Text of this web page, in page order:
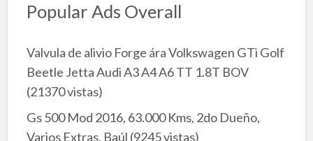
Popular Ads Overall
Valvula de alivio Forge ára Volkswagen GTi Golf
Beetle Jetta Audi A3 A4 A6 TT 1.8T BOV
(21370 vistas)
Gs 500 Mod 2016, 63.000 Kms, 2do Dueño,
Varios Extras, Baúl (9245 vistas)